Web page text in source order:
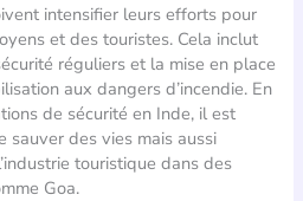
intensifier leurs efforts pour
et des touristes. Cela inclut
réguliers et la mise en place
aux dangers d’incendie. En
de sécurité en Inde, il est
sauver des vies mais aussi
touristique dans des
Goa.